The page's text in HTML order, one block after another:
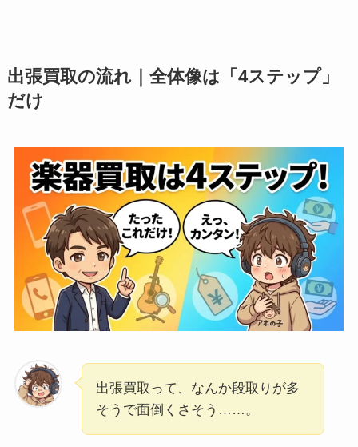
出張買取の流れ｜全体像は「4ステップ」
だけ
出張買取って、なんか段取りが多
そうで面倒くさそう……。